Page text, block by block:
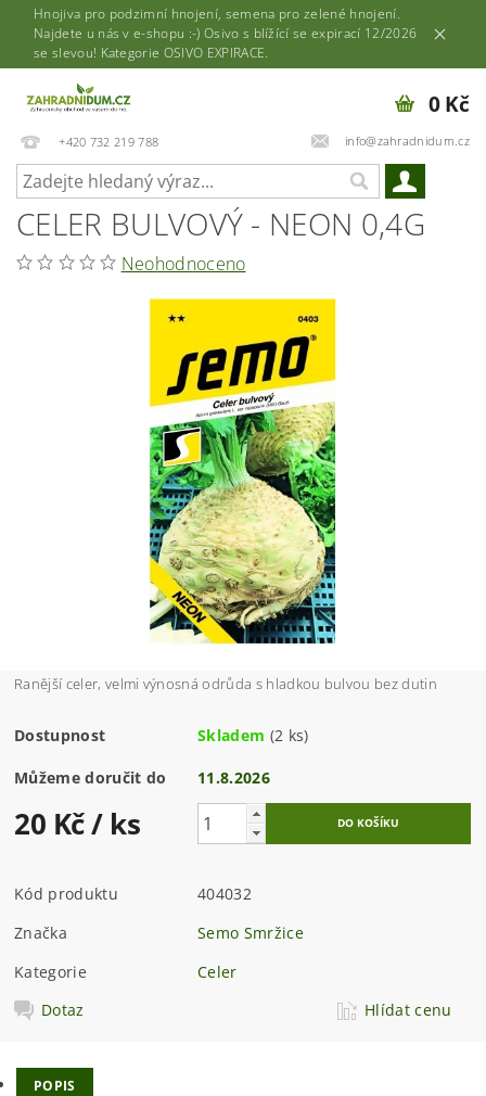
Hnojiva pro podzimní hnojení, semena pro zelené hnojení.
Najdete u nás v e-shopu :-) Osivo s blížící se expirací 12/2026
se slevou! Kategorie OSIVO EXPIRACE.
+420 732 219 788 info@zahradnidum.cz
0 Kč
CELER BULVOVÝ - NEON 0,4G
Neohodnoceno
Ranější celer, velmi výnosná odrůda s hladkou bulvou bez dutin
Dostupnost Skladem (2 ks)
Můžeme doručit do 11.8.2026
20 Kč/ ks
Kód produktu
404032
Značka
Semo Smržice
Kategorie
Celer
Dotaz
Hlídat cenu
POPIS